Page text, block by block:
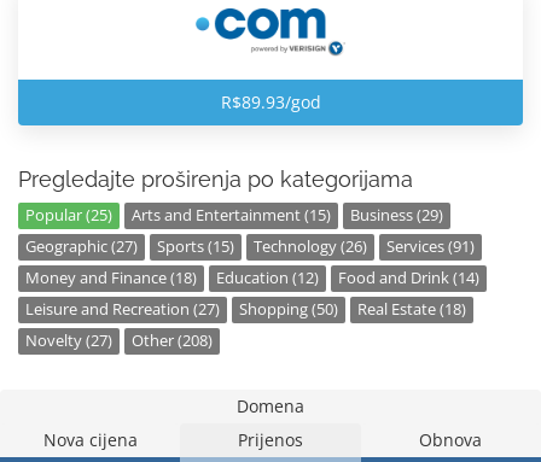
R$89.93/god
Pregledajte proširenja po kategorijama
Popular (25) Arts and Entertainment (15)
Business (29)
Geographic (27)
Sports (15) Technology (26)
Services (91)
Money and Finance (18)
Education (12)
Food and Drink (14)
Leisure and Recreation (27)
Shopping (50)
Real Estate (18)
Novelty (27)
Other (208)
Domena
Nova cijena
Prijenos Obnova